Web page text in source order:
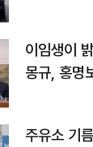
이임생이
몽규, 홍명
주유소 기